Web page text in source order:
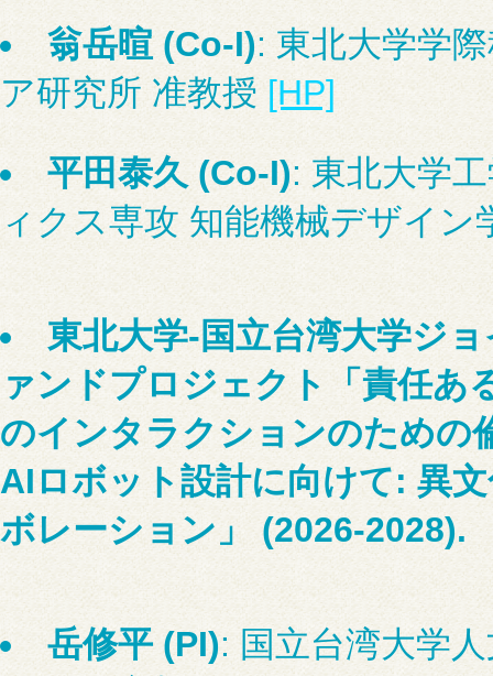
翁岳暄 (Co-I): 東北大学学
ア研究所 准教授 [HP]
平田泰久 (Co-I): 東北大学
ィクス専攻 知能機械デザイン
東北大学-国立台湾大学ジ
ァンドプロジェクト「責任あ
のインタラクションのための
AIロボット設計に向けて: 異
ボレーション」 (2026-2028).
岳修平 (PI): 国立台湾大学